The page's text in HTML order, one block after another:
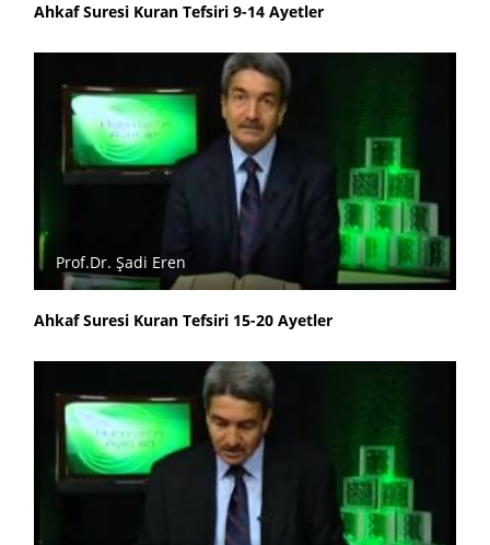
Ahkaf Suresi Kuran Tefsiri 9-14 Ayetler
Prof.Dr. Şadi Eren
Ahkaf Suresi Kuran Tefsiri 15-20 Ayetler